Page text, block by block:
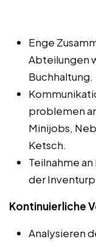
Enge
Abteilungen
Buchhaltung.
problemen
Minijobs,
Ketsch.
Teilnahme
der
Kontinuierliche
Analysieren